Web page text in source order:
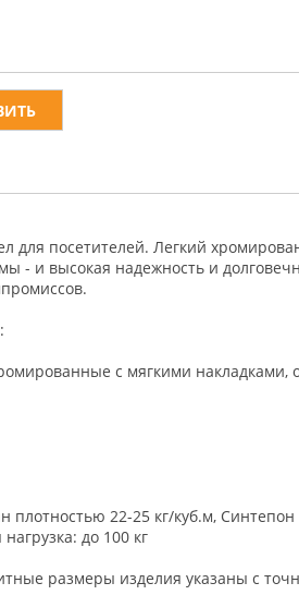
для посетителей. Легкий
- и высокая надежность и
с мягкими накладками,
плотностью 22-25 кг/куб.м, Синтепон
до 100 кг
размеры изделия указаны с